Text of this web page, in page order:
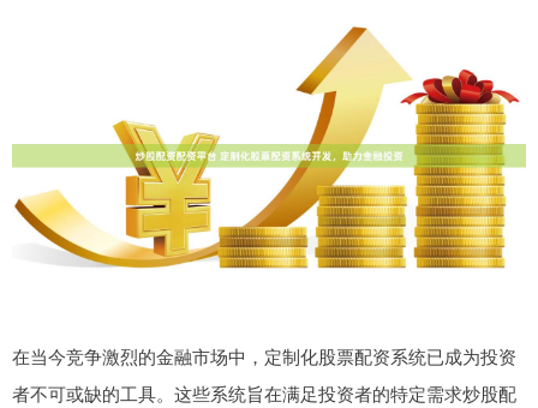
在当今竞争激烈的金融市场中，定制化股票配资系统已成为投资
者不可或缺的工具。这些系统旨在满足投资者的特定需求炒股配